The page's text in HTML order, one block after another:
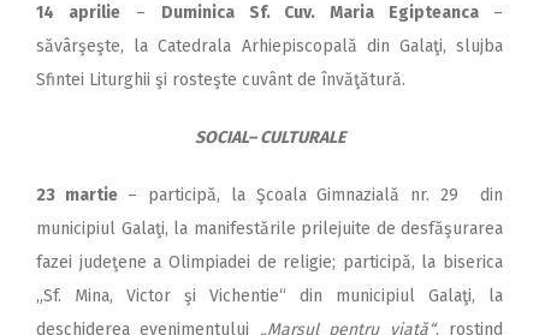
14 aprilie– Duminica Sf. Cuv. Maria Egipteanca –
săvârşeşte, la Catedrala Arhiepiscopală din Galaţi, slujba
Sfintei Liturghii şi rosteşte cuvânt de învăţătură.
SOCIAL– CULTURALE
23 martie – participă, la Şcoala Gimnazială nr. 29 din
municipiul Galaţi, la manifestările prilejuite de desfăşurarea
fazei judeţene a Olimpiadei de religie; participă, la biserica
„Sf. Mina, Victor şi Vichentie“ din municipiul Galaţi, la
deschiderea evenimentului „Marşul pentru viaţă“, rostind